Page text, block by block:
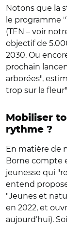
Notons que la
le programme
(TEN – voir
objectif de
2030. Ou
prochain
arborées",
trop sur la
Mobiliser
rythme ?
En matière de
Borne compte
jeunesse qui
entend
"Jeunes et
en 2022, et
aujourd’hui).